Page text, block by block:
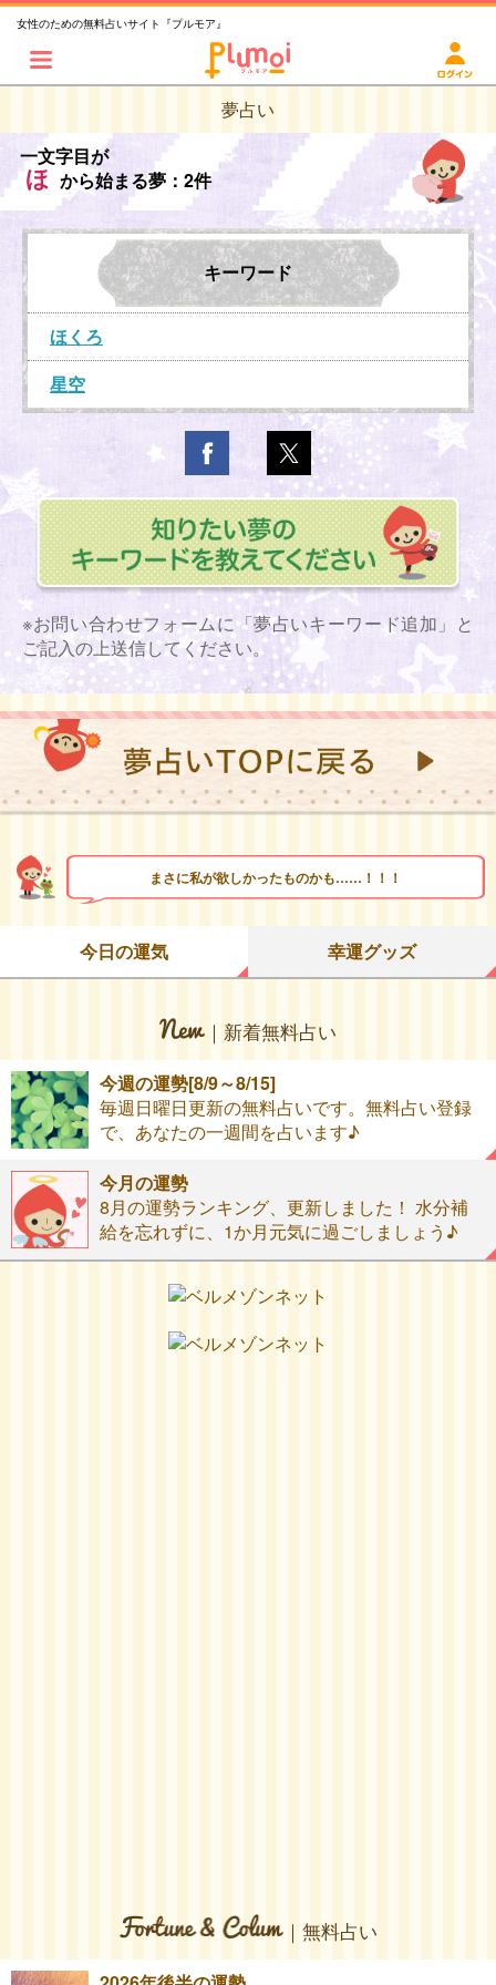
女性のための無料占いサイト『プルモア』
夢占い
一文字目が
ほ から始まる夢：2件
キーワード
ほくろ
星空
※お問い合わせフォームに「夢占いキーワード追加」と
ご記入の上送信してください。
まさに私が欲しかったものかも……！！！
今日の運気 幸運グッズ
｜新着無料占い
今週の運勢[8/9～8/15]
毎週日曜日更新の無料占いです。無料占い登録
で、あなたの一週間を占います♪
今月の運勢
8月の運勢ランキング、更新しました！ 水分補
給を忘れずに、1か月元気に過ごしましょう♪
｜無料占い